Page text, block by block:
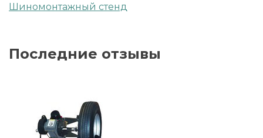
Шиномонтажный стенд
Последние отзывы